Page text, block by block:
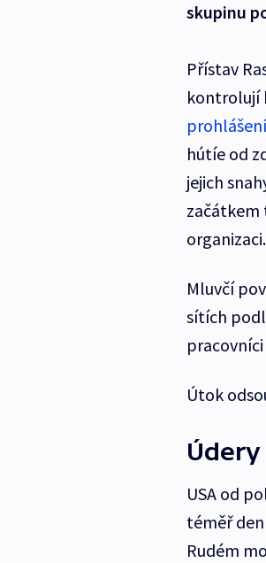
skupinu
Přístav
kontrolují
hútíe od
jejich
začátkem
organizaci.
Mluvčí
sítích
Útok
USA od
téměř
Rudém